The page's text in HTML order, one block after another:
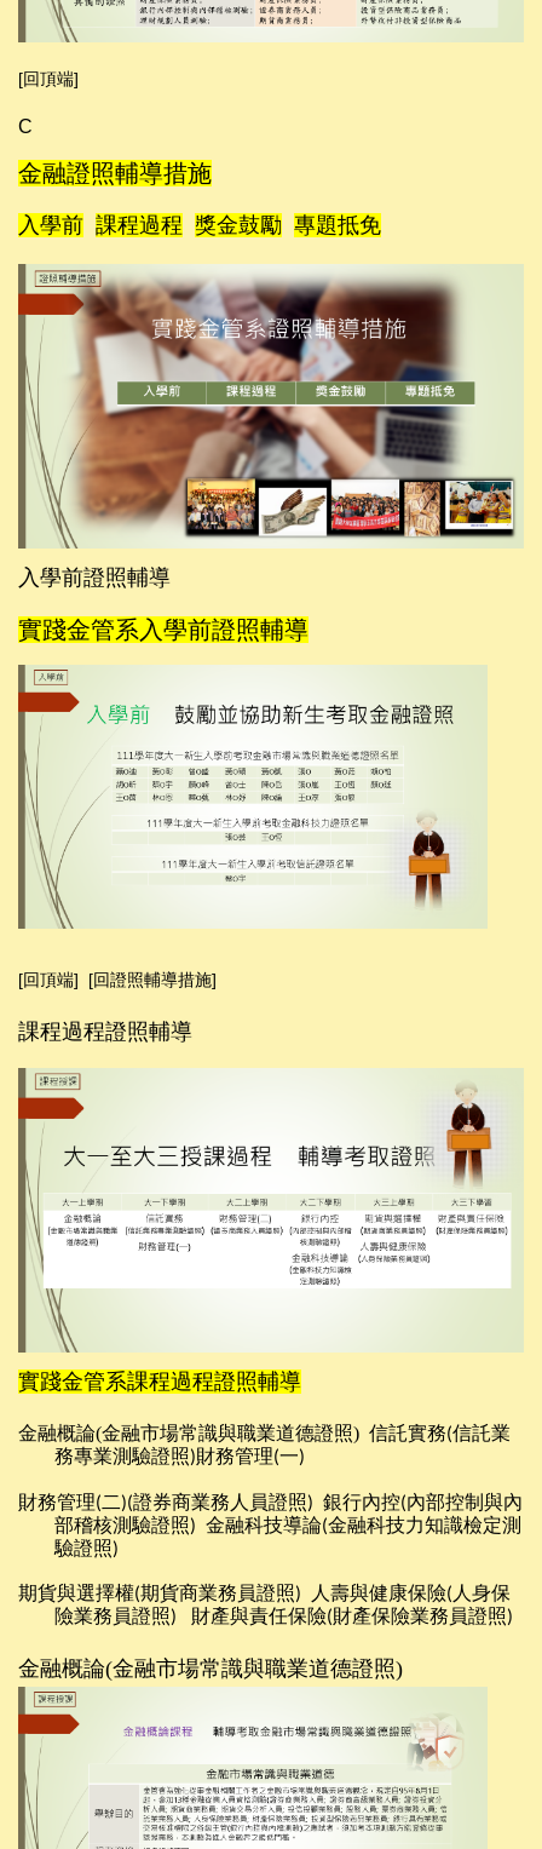
[回頂端]
C
金融證照輔導措施
入學前 課程過程 獎金鼓勵 專題抵免
入學前證照輔導
實踐金管系入學前證照輔導
[回頂端] [回證照輔導措施]
課程過程證照輔導
實踐金管系課程過程證照輔導
金融概論(金融市場常識與職業道德證照) 信託實務(信託業
務專業測驗證照)財務管理(一)
財務管理(二)(證券商業務人員證照) 銀行內控(內部控制與內
部稽核測驗證照) 金融科技導論(金融科技力知識檢定測
驗證照)
期貨與選擇權(期貨商業務員證照) 人壽與健康保險( 人身保
險業務員證照) 財產與責任保險(財產保險業務員證照)
金融概論(金融市場常識與職業道德證照)